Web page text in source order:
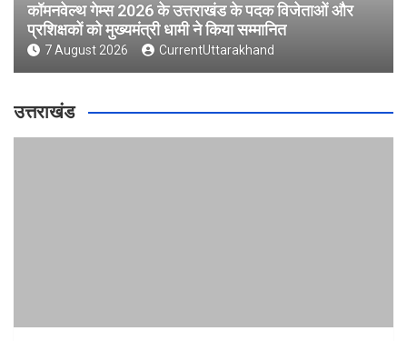
कॉमनवेल्थ गेम्स 2026 के उत्तराखंड के पदक विजेताओं और
प्रशिक्षकों को मुख्यमंत्री धामी ने किया सम्मानित
7 August 2026 CurrentUttarakhand
उत्तराखंड